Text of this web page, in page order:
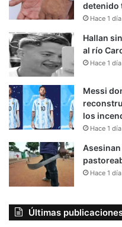
detenido
Hace 1 día
Hallan
al río
Hace 1 día
Messi
los
Hace 1 día
Hace 1 día
Últimas